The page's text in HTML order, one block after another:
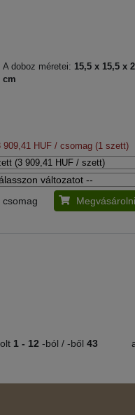
A doboz méretei: 15,5 x 15,5 x
cm
909,41 HUF / csomag (1 szett)
csomag Megvásárolni
1 - 12 -ból / -ből 43